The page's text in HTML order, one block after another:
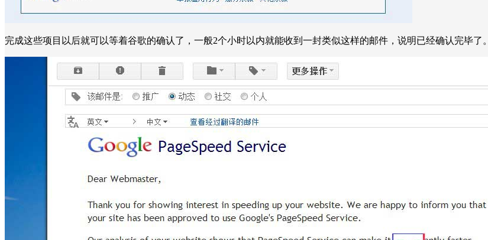
完成这些项目以后就可以等着谷歌的确认了，一般2个小时以内就能收到一封类似这样的邮件，说明已经确认完毕了。